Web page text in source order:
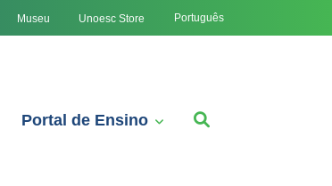
Museu Unoesc Store Português
Portal de Ensino